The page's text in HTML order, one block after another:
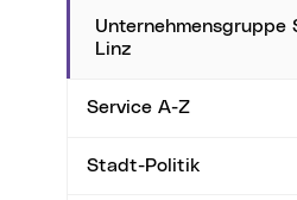
Unternehmensgruppe Stadt
Linz
Service A-Z
Stadt-Politik